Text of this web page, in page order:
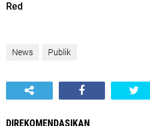
Red
News Publik
DIREKOMENDASIKAN